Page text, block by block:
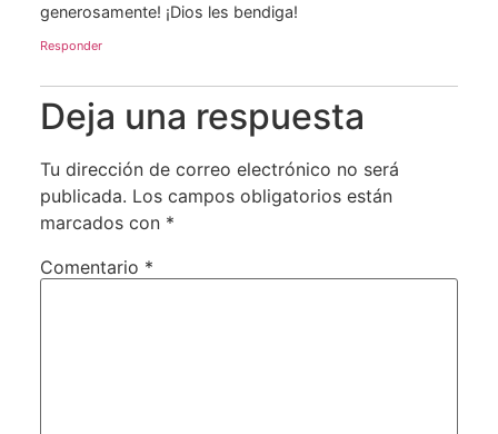
generosamente! ¡Dios les bendiga!
Responder
Deja una respuesta
Tu dirección de correo electrónico no será
publicada. Los campos obligatorios están
marcados con *
Comentario *